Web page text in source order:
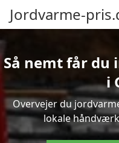
Jordvarme-
Så nemt får
i
Overvejer du
lokale